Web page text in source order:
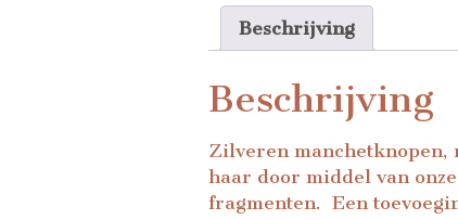
Beschrijving
Beschrijving
Zilveren manchetknopen,
haar door middel van
fragmenten. Een